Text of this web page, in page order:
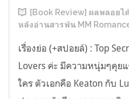
[Book Review] ผลพลอย
หลังอ่านสารพัน MM
เรื่องย่อ (+สปอยล์) : Top
Lovers ค่ะ มีความหนุ่มๆคุย
ใคร ตัวเอกคือ Keaton กับ